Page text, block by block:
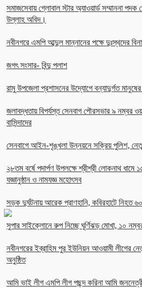
সমাজসেবায় গ্লোবাল স্টার অ্যাওয়ার্ড সম্মাননা পদক
উল্লাহ অবিদ।
নবীনগরে এমপি আব্দুল মান্নানের পক্ষে দুঃস্থদের
জগৎ সংসার- বিন্দু পলাশ
রামু উপজেলা প্রশাসনের উদ্যোগে বন্যাদুর্গত
জলাবদ্ধতায় বিপর্যস্ত সেনবাগ পৌরসভার ৯ নম্বর
বাসিন্দাদের
সেনবাগে আইন-শৃঙ্খলা উন্নয়নে সক্রিয় পুলিশ,
২৮তম বর্ষে পদার্পণ উপলক্ষে শ্রীশ্রী লোকনাথ ধামে
যজ্ঞানুষ্ঠান ও নামযজ্ঞ মহোৎসব
সড়ক দুর্ঘটনায় আরেক প্রাণহানি, কবিরহাটে নিহত
সুপার সাইক্লোনে রুপ নিচ্ছে ঘূর্ণিঝড় মোখা, ১০
নবীনগরের ইব্রাহিম পুর ইউনিয়ন আওয়ামী লীগের
অনুষ্ঠিত
আমি ভাই লীগ এমপি লীগ পছন্দ করিনা আমি